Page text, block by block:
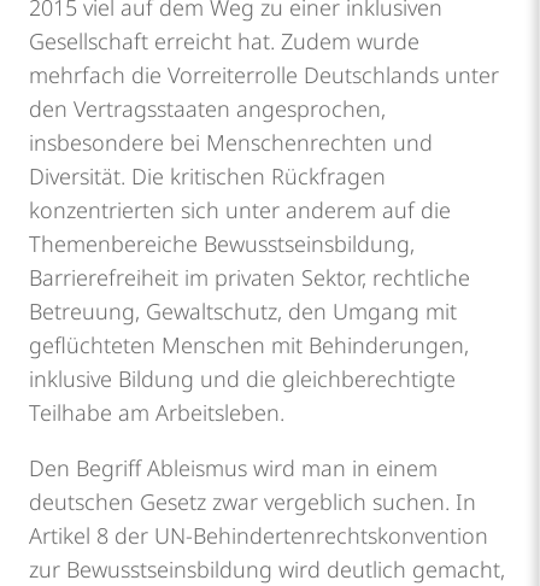
2015 viel auf dem Weg zu einer inklusiven
Gesellschaft erreicht hat. Zudem wurde
mehrfach die Vorreiterrolle Deutschlands unter
den Vertragsstaaten angesprochen,
insbesondere bei Menschenrechten und
Diversität. Die kritischen Rückfragen
konzentrierten sich unter anderem auf die
Themenbereiche Bewusstseinsbildung,
Barrierefreiheit im privaten Sektor, rechtliche
Betreuung, Gewaltschutz, den Umgang mit
geflüchteten Menschen mit Behinderungen,
inklusive Bildung und die gleichberechtigte
Teilhabe am Arbeitsleben.
Den Begriff Ableismus wird man in einem
deutschen Gesetz zwar vergeblich suchen. In
Artikel 8 der UN-Behindertenrechtskonvention
zur Bewusstseinsbildung wird deutlich gemacht,